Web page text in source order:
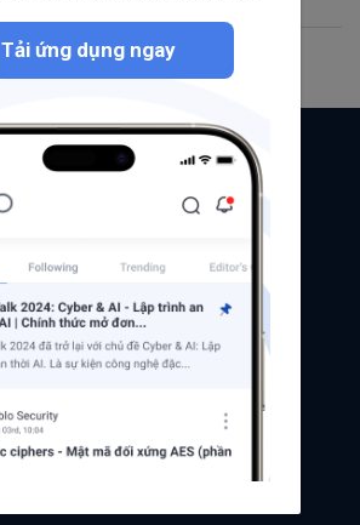
Đề xuất hệ thống
Machine Learning
Tải ứng dụng ngay